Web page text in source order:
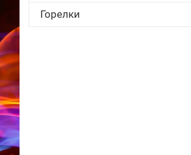
Горелки